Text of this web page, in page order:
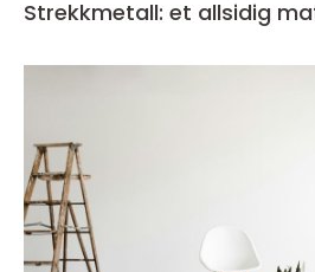
Strekkmetall: et allsidig